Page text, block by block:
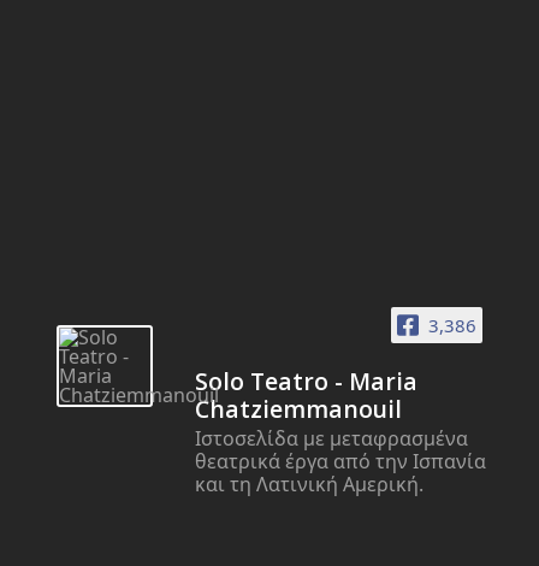
3,386
Solo Teatro - Maria
Chatziemmanouil
Ιστοσελίδα με μεταφρασμένα
θεατρικά έργα από την Ισπανία
και τη Λατινική Αμερική.